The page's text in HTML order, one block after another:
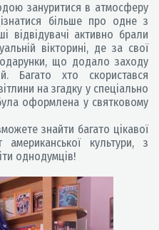
зануритися в атмосферу
більше про одне з
відвідувачі активно брали
вікторині, де за свої
що додало заходу
Багато хто скористався
на згадку у спеціально
оформлена у святковому
знайти багато цікавої
культури, з
однодумців!